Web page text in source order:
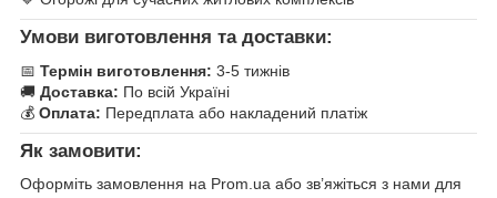
Умови виготовлення та доставки:
📅 Термін виготовлення: 3-5 тижнів
🚚 Доставка: По всій Україні
💰 Оплата: Передплата або накладений платіж
Як замовити:
Оформіть замовлення на Prom.ua або зв’яжіться з нами для